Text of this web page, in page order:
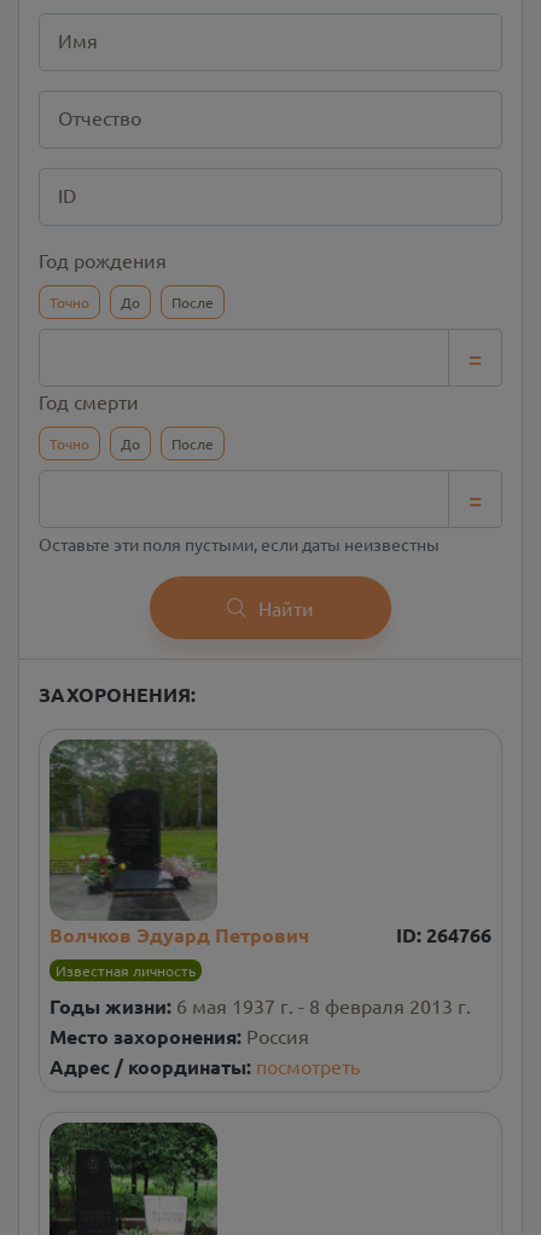
Имя
Отчество
ID
Год рождения
Точно До После
=
Год смерти
Точно До После
=
Оставьте эти поля пустыми, если даты неизвестны
Найти
ЗАХОРОНЕНИЯ:
Волчков Эдуард Петрович ID: 264766
Известная личность
Годы жизни: 6 мая 1937 г. - 8 февраля 2013 г.
Место захоронения: Россия
Адрес / координаты: посмотреть